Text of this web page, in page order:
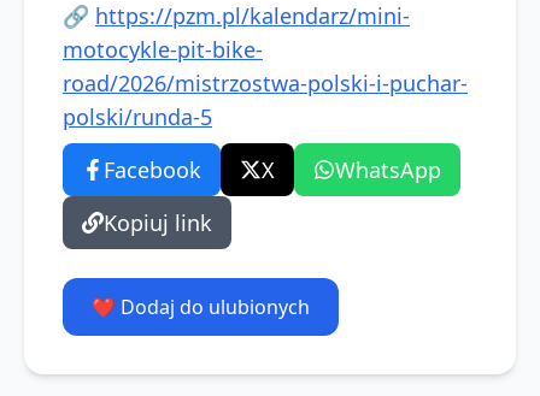
🔗 https://pzm.pl/kalendarz/mini-
motocykle-pit-bike-
road/2026/mistrzostwa-polski-i-puchar-
polski/runda-5
Facebook
X
WhatsApp
Kopiuj link
❤️ Dodaj do ulubionych